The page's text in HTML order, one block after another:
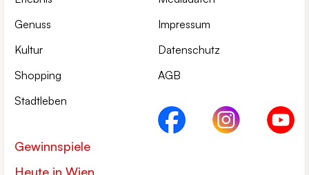
Genuss
Kultur
Shopping
Stadtleben
Gewinnspiele
Heute in Wien
Impressum
Datenschutz
AGB